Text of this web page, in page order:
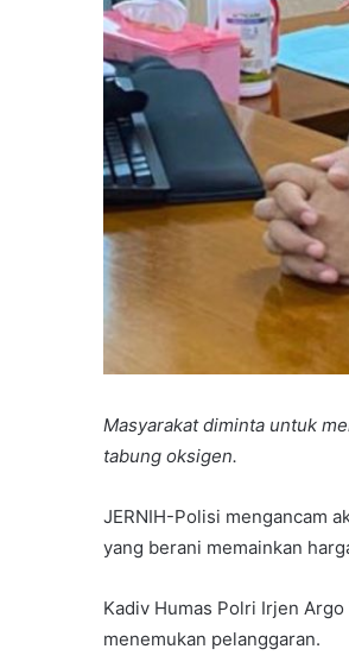
Masyarakat diminta untuk
tabung oksigen.
JERNIH-Polisi mengancam
yang berani memainkan
Kadiv Humas Polri Irjen
menemukan pelanggaran.